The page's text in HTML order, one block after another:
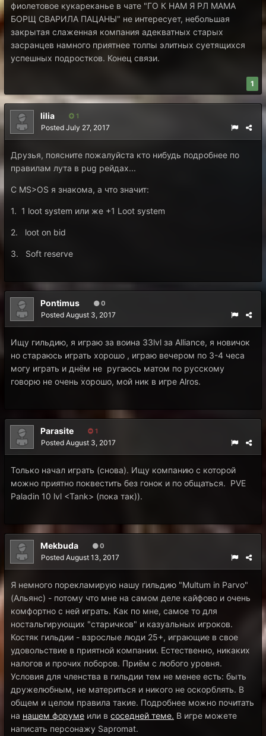
фиолетовое кукареканье в чате "ГО К НАМ Я РЛ МАМА
БОРЩ СВАРИЛА ПАЦАНЫ" не интересует, небольшая
закрытая слаженная компания адекватных старых
засранцев намного приятнее толпы элитных суетящихся
успешных подростков. Конец связи.
1
lilia 1
Posted July 27, 2017
Друзья, поясните пожалуйста кто нибудь подробнее по
правилам лута в pug рейдах...
С MS>OS я знакома, а что значит:
1. 1 loot system или же +1 Loot system
2. loot on bid
3. Soft reserve
Pontimus 0
Posted August 3, 2017
Ищу гильдию, я играю за воина 33lvl за Alliance, я новичок
но стараюсь играть хорошо , играю вечером по 3-4 чеса
могу играть и днём не ругаюсь матом по русскому
говорю не очень хорошо, мой ник в игре Alros.
Parasite 1
Posted August 3, 2017
Только начал играть (снова). Ищу компанию с которой
можно приятно поквестить без гонок и по общаться. PVE
Paladin 10 lvl <Tank> (пока так)).
Mekbuda 0
Posted August 13, 2017
Я немного порекламирую нашу гильдию "Multum in Parvo"
(Альянс) - потому что мне на самом деле кайфово и очень
комфортно с ней играть. Как по мне, самое то для
ностальгирующих "старичков" и казуальных игроков.
Костяк гильдии - взрослые люди 25+, играющие в свое
удовольствие в приятной компании. Естественно, никаких
налогов и прочих поборов. Приём с любого уровня.
Условия для членства в гильдии тем не менее есть: быть
дружелюбным, не материться и никого не оскорблять. В
общем и целом правила такие. Подробнее можно почитать
на нашем форуме или в соседней теме. В игре можете
написать персонажу Sapromat.